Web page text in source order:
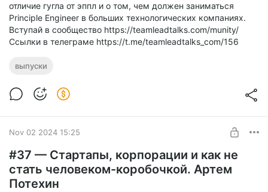
отличие гугла от эппл и о том, чем должен заниматься
Principle Engineer в больших технологических компаниях.
Вступай в сообщество https://teamleadtalks.com/munity/
Ссылки в телеграме https://t.me/teamleadtalks_com/156
выпуски
Nov 02 2024 15:25
#37 — Стартапы, корпорации и как не
стать человеком-коробочкой. Артем
Потехин